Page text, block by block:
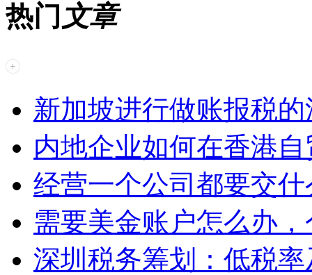
热门 文章
新加坡进行做账报税
内地企业如何在香港自
经营一个公司都要交
需要美金账户怎么办
深圳税务筹划：低税